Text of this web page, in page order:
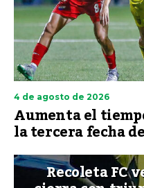
4 de agosto de 2026
Aumenta el
la tercera fecha
Recoleta FC